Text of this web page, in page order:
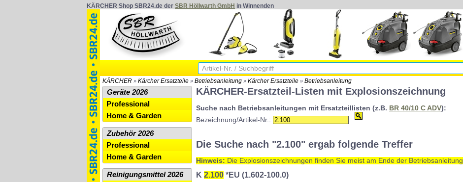
KÄRCHER Shop SBR24.de der SBR Höllwarth GmbH in Winnenden
KÄRCHER » Kärcher Ersatzteile » Betriebsanleitung » Kärcher Ersatzteile » Betriebsanleitung
KÄRCHER-Ersatzteil-Listen mit Explosionszeichnung
Suche nach Betriebsanleitungen mit Ersatzteillisten (z.B. BR 40/10 C ADV):
Bezeichnung/Artikel-Nr.:
Die Suche nach "2.100" ergab folgende Treffer
Hinweis: Die Explosionszeichnungen finden Sie meist am Ende der Betriebsanleitung.
K 2.100 *EU (1.602-100.0)
Geräte 2026
Professional
Home & Garden
Zubehör 2026
Professional
Home & Garden
Reinigungsmittel 2026